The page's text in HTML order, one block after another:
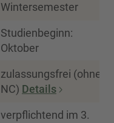
Wintersemester
Studienbeginn:
Oktober
zulassungsfrei (ohne
NC) Details
verpflichtend im 3.